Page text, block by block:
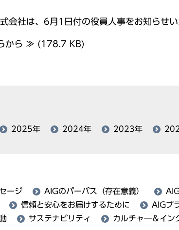
会社は、6月1日付の役員人事をお知らせい
から ≫ (178.7 KB)
2025年 2024年 2023年
ージ AIGのパーパス（存在意義）
信頼と安心をお届けするために AIGブ
サステナビリティ カルチャ―＆イン